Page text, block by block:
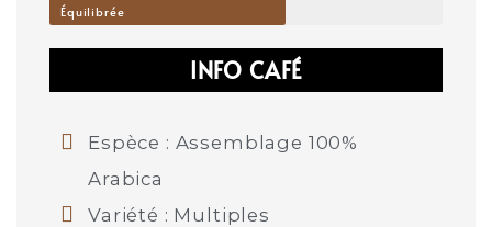
Équilibrée
INFO CAFÉ
Espèce : Assemblage 100%
Arabica
Variété : Multiples